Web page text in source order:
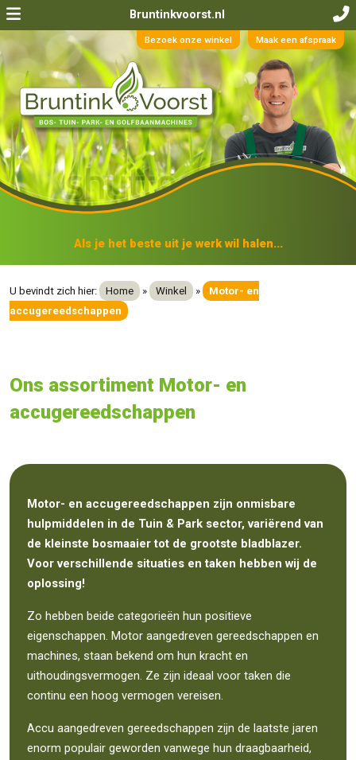
Bruntinkvoorst.nl
Bezoek onze winkel Maak een afspraak
Als je het beste uit je werk wil halen...
U bevindt zich hier: Home » Winkel »
Motor- en
accugereedschappen
Ons assortiment Motor- en
accugereedschappen
Motor- en accugereedschappen zijn onmisbare
hulpmiddelen in de Tuin & Park sector, variërend van
de kleinste bosmaaier tot de grootste bladblazer.
Voor verschillende situaties en taken hebben wij de
oplossing!
Zo hebben beide categorieën hun positieve
eigenschappen. Motor aangedreven gereedschappen en
machines, staan bekend om hun kracht en
uithoudingsvermogen. Ze zijn ideaal voor taken die
continu een hoog vermogen vereisen.
Accu aangedreven gereedschappen zijn de laatste jaren
enorm populair geworden vanwege hun draagbaarheid,